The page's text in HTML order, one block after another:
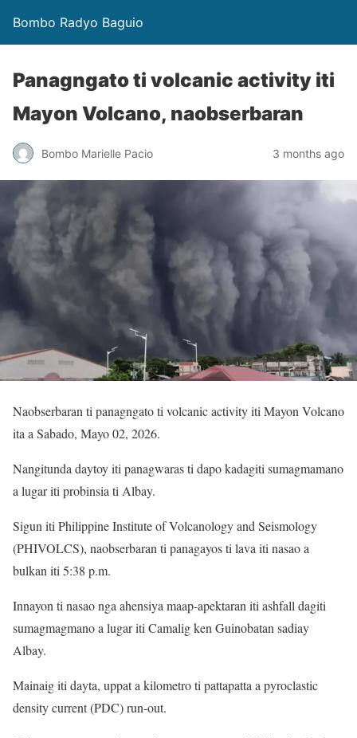
Bombo Radyo Baguio
Panagngato ti volcanic activity iti
Mayon Volcano, naobserbaran
Bombo Marielle Pacio 3 months ago
Naobserbaran ti panagngato ti volcanic activity iti Mayon Volcano
ita a Sabado, Mayo 02, 2026.
Nangitunda daytoy iti panagwaras ti dapo kadagiti sumagmamano
a lugar iti probinsia ti Albay.
Sigun iti Philippine Institute of Volcanology and Seismology
(PHIVOLCS), naobserbaran ti panagayos ti lava iti nasao a
bulkan iti 5:38 p.m.
Innayon ti nasao nga ahensiya maap-apektaran iti ashfall dagiti
sumagmagmano a lugar iti Camalig ken Guinobatan sadiay
Albay.
Mainaig iti dayta, uppat a kilometro ti pattapatta a pyroclastic
density current (PDC) run-out.